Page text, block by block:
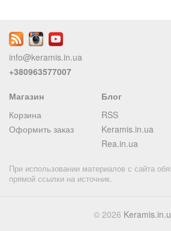
info@keramis.in.ua
+380963577007
Магазин
Корзина
Оформить заказ
Блог
RSS
Keramis.in.ua
Rea.in.ua
При использовании материалов с сайта
прямой ссылки на источник.
© 2026